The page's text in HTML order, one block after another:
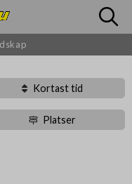
Kortast tid
Platser